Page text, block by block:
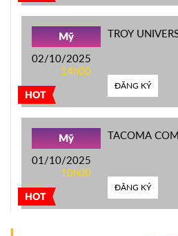
HOT
Mỹ
02/10/2025
14h00
TROY
ĐĂNG KÝ
HOT
Mỹ
01/10/2025
10h00
TACOMA
ĐĂNG KÝ